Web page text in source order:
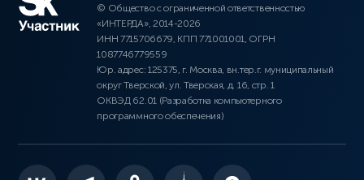
© Общество с ограниченной ответственностью
«ИНТЕРДА», 2014-2026
ИНН 7715706679, КПП 771001001, ОГРН
1087746779559
Юр. адрес: 125375, г. Москва, вн.тер.г. муниципальный
округ Тверской, ул. Тверская, д. 16, стр. 1
ОКВЭД 62.01 (Разработка компьютерного
программного обеспечения)